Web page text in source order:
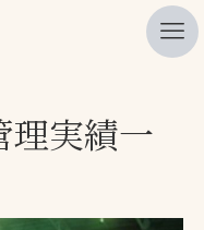
理実績一